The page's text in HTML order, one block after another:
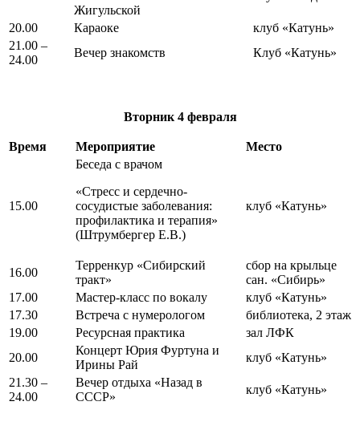
Жигульской
20.00 Караоке
клуб «Катунь»
21.00 –
24.00
Вечер знакомств Клуб «Катунь»
Вторник 4 февраля
Время Мероприятие Место
15.00
Беседа с врачом
«Стресс и сердечно-
сосудистые заболевания:
профилактика и терапия»
(Штрумбергер Е.В.)
клуб «Катунь»
16.00
Терренкур «Сибирский
тракт»
сбор на крыльце
сан. «Сибирь»
17.00
Мастер-класс по вокалу
клуб «Катунь»
17.30
Встреча с нумерологом
библиотека, 2 этаж
19.00
Ресурсная практика
зал ЛФК
20.00
Концерт Юрия Фуртуна и
Ирины Рай
клуб «Катунь»
21.30 –
24.00
Вечер отдыха «Назад в
СССР»
клуб «Катунь»